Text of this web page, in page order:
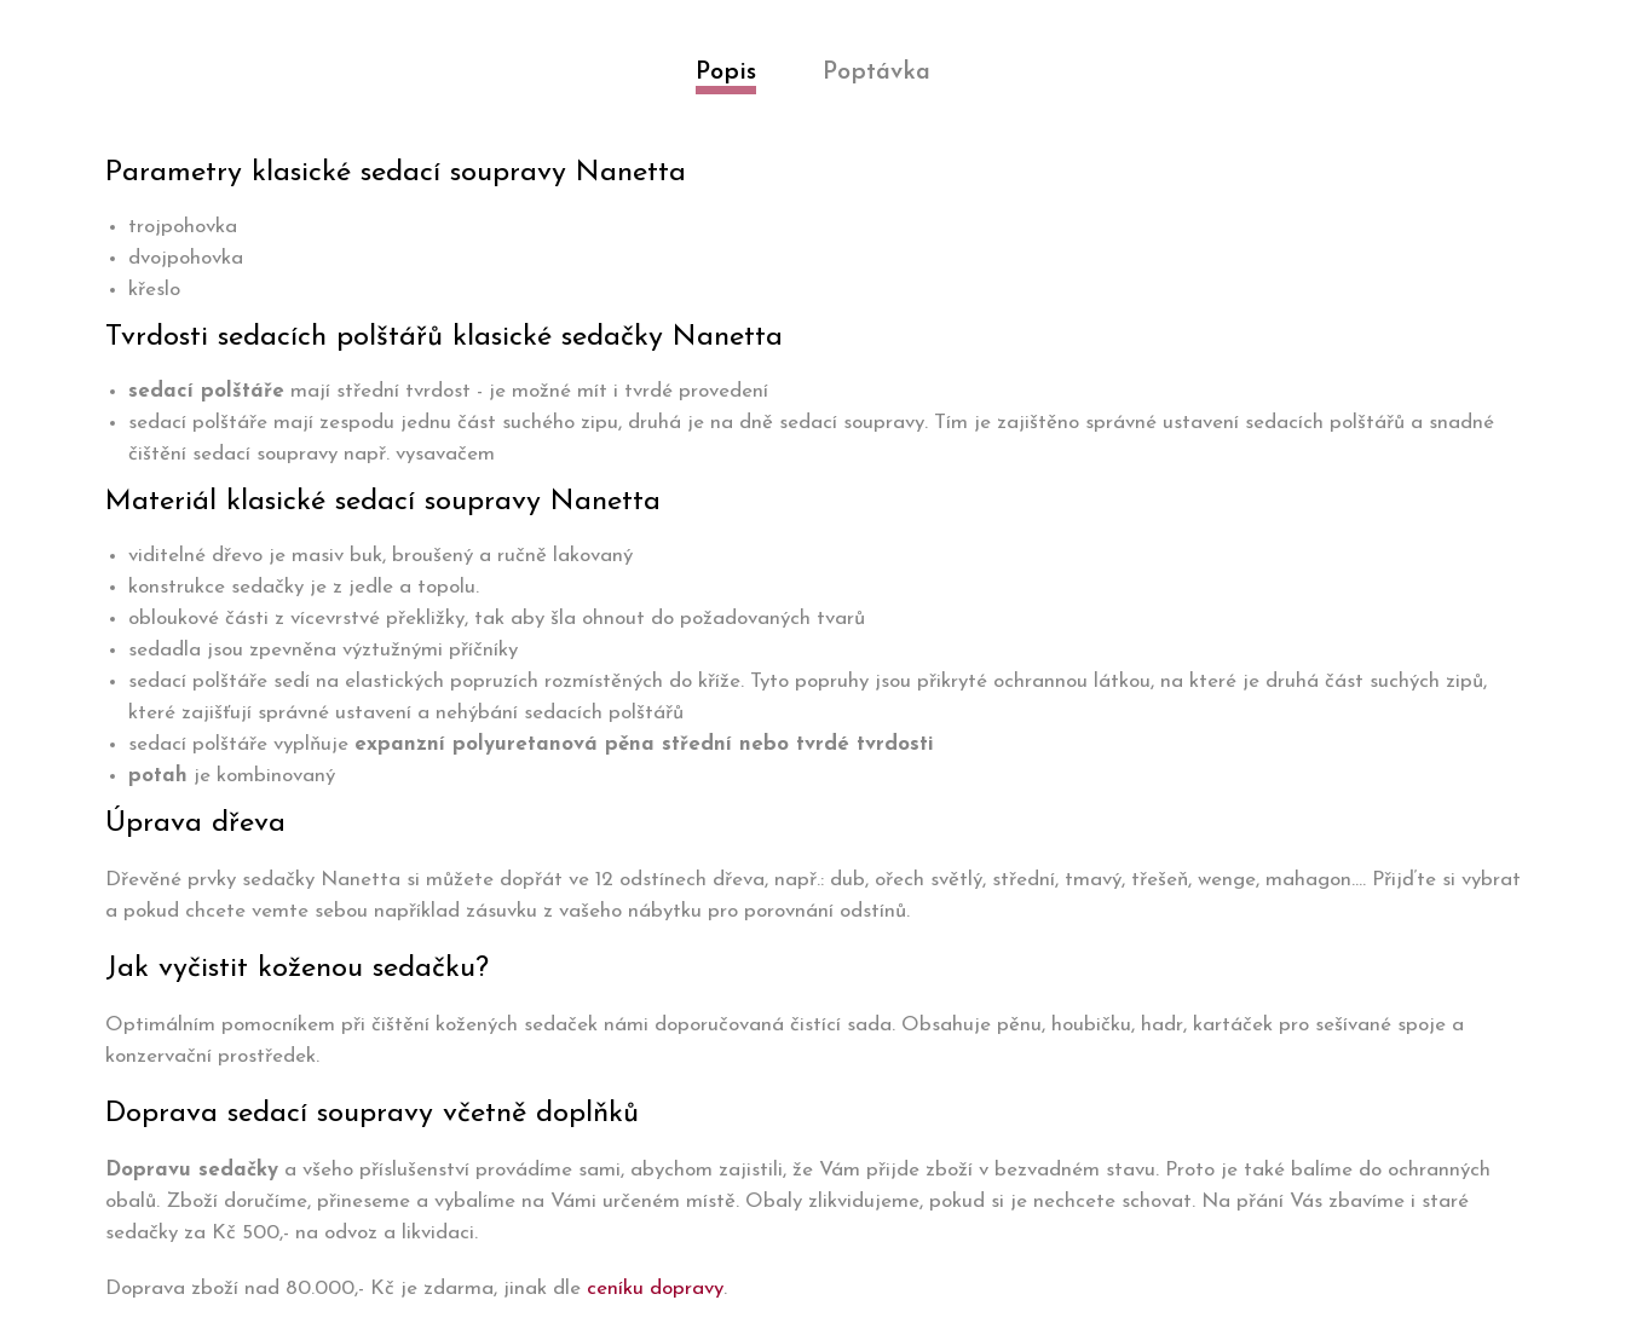
Popis Poptávka
Parametry klasické sedací soupravy Nanetta
trojpohovka
dvojpohovka
křeslo
Tvrdosti sedacích polštářů klasické sedačky Nanetta
sedací polštáře mají střední tvrdost - je možné mít i tvrdé provedení
sedací polštáře mají zespodu jednu část suchého zipu, druhá je na dně sedací soupravy. Tím je zajištěno správné ustavení sedacích polštářů a snadné
čištění sedací soupravy např. vysavačem
Materiál klasické sedací soupravy Nanetta
viditelné dřevo je masiv buk, broušený a ručně lakovaný
konstrukce sedačky je z jedle a topolu.
obloukové části z vícevrstvé překližky, tak aby šla ohnout do požadovaných tvarů
sedadla jsou zpevněna výztužnými příčníky
sedací polštáře sedí na elastických popruzích rozmístěných do kříže. Tyto popruhy jsou přikryté ochrannou látkou, na které je druhá část suchých zipů,
které zajišťují správné ustavení a nehýbání sedacích polštářů
sedací polštáře vyplňuje expanzní polyuretanová pěna střední nebo tvrdé tvrdosti
potah je kombinovaný
Úprava dřeva
Dřevěné prvky sedačky Nanetta si můžete dopřát ve 12 odstínech dřeva, např.: dub, ořech světlý, střední, tmavý, třešeň, wenge, mahagon.... Přijďte si vybrat
a pokud chcete vemte sebou například zásuvku z vašeho nábytku pro porovnání odstínů.
Jak vyčistit koženou sedačku?
Optimálním pomocníkem při čištění kožených sedaček námi doporučovaná čistící sada. Obsahuje pěnu, houbičku, hadr, kartáček pro sešívané spoje a
konzervační prostředek.
Doprava sedací soupravy včetně doplňků
Dopravu sedačky a všeho příslušenství provádíme sami, abychom zajistili, že Vám přijde zboží v bezvadném stavu. Proto je také balíme do ochranných
obalů. Zboží doručíme, přineseme a vybalíme na Vámi určeném místě. Obaly zlikvidujeme, pokud si je nechcete schovat. Na přání Vás zbavíme i staré
sedačky za Kč 500,- na odvoz a likvidaci.
Doprava zboží nad 80.000,- Kč je zdarma, jinak dle ceníku dopravy.